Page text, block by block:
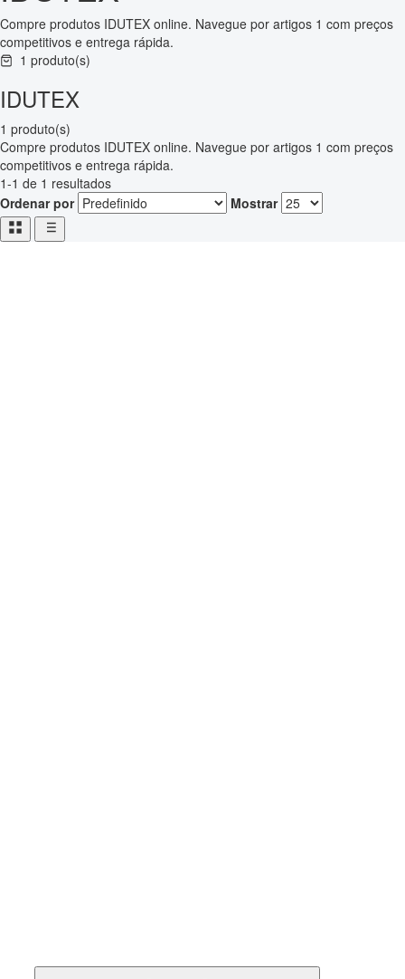
Compre produtos IDUTEX online. Navegue por artigos 1 com preços
competitivos e entrega rápida.
1 produto(s)
IDUTEX
1 produto(s)
Compre produtos IDUTEX online. Navegue por artigos 1 com preços
competitivos e entrega rápida.
1-1 de 1 resultados
Ordenar por
Mostrar